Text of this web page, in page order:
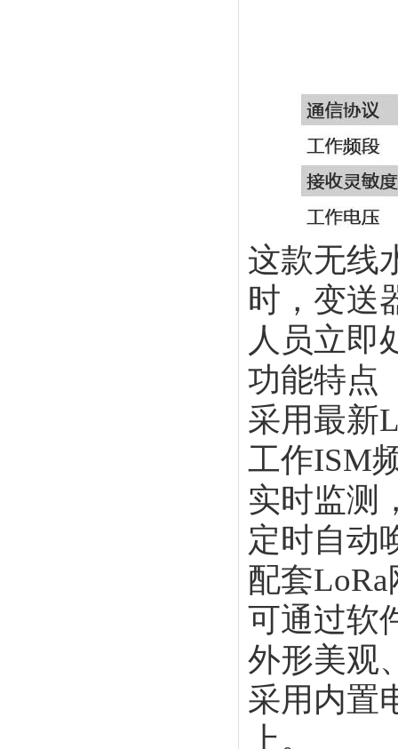
这款无线
时，变送
人员立即
功能特点
采用最新
工作ISM
实时监测
定时自动
配套LoRa
可通过软
外形美观
采用内置
上。